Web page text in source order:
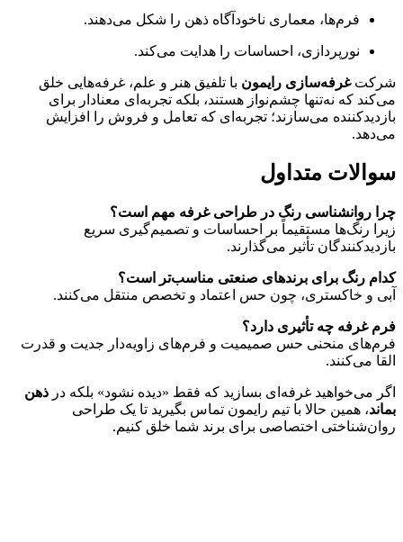
فرم‌ها، معماری ناخودآگاه ذهن را شکل می‌دهند.
نورپردازی، احساسات را هدایت می‌کند.
شرکتغرفه‌سازی رایمون با تلفیق هنر و علم، غرفه‌هایی خلق
می‌کند که نه‌تنها چشم‌نواز هستند، بلکه تجربه‌ای معنادار برای
بازدیدکننده می‌سازند؛ تجربه‌ای که تعامل و فروش را افزایش
می‌دهد.
سوالات متداول
چرا روانشناسی رنگ در طراحی غرفه مهم است؟
زیرا رنگ‌ها مستقیماً بر احساسات و تصمیم‌گیری سریع
بازدیدکنندگان تأثیر می‌گذارند.
کدام رنگ برای برندهای صنعتی مناسب‌تر است؟
آبی و خاکستری، چون حس اعتماد و تخصص منتقل می‌کنند.
فرم غرفه چه تأثیری دارد؟
فرم‌های منحنی حس صمیمیت و فرم‌های زاویه‌دار جدیت و قدرت
القا می‌کنند.
اگر می‌خواهید غرفه‌ای بسازید که فقط «دیده نشود» بلکه در ذهن
بماند، همین حالا با تیم رایمون تماس بگیرید تا یک طراحی
روان‌شناختی اختصاصی برای برند شما خلق کنیم.